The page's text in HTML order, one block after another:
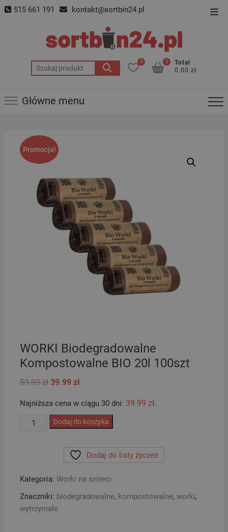
Skip 515 661 191 kontakt@sortbin24.pl
Szukaj:
0
Total
0.00 zł
0
Główne menu
Promocja!
WORKI Biodegradowalne
Kompostowalne BIO 20l 100szt
59.99zł Pierwotna
59.99 zł.
39.99 złAktualna
39.99 zł.
Najniższa cena w ciągu 30 dni: 39.99 zł.
ilość
Kompostowalne
20l
100szt
Dodaj do koszyka
Dodaj do listy życzeń
Kategoria: Worki na śmieci
Znaczniki: biodegradowalne, kompostowalne, worki,
wytrzymale